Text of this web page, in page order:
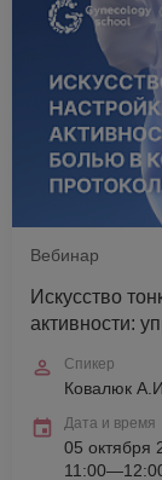
Вебинар
Искусство
активности:
Спикер
Ковалюк А.И.
Дата и время
05 октября